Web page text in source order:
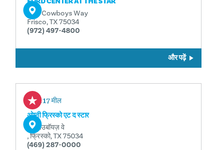
One Cowboys Way
Frisco, TX 75034
(972) 497-4800
और पढ़ें
3.17 मील
ओम्नी फ्रिस्को एट द स्टार
11 काउबॉयज़ वे
, फ्रिस्को, TX 75034
(469) 287-0000